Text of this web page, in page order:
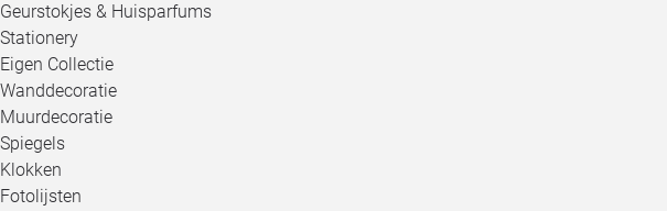
Geurstokjes & Huisparfums
Stationery
Eigen Collectie
Wanddecoratie
Muurdecoratie
Spiegels
Klokken
Fotolijsten